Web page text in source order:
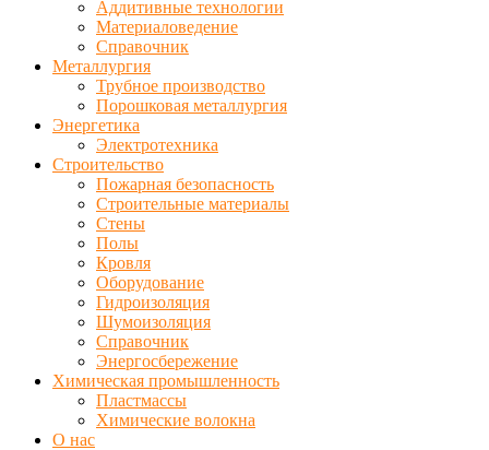
Аддитивные технологии
Материаловедение
Справочник
Металлургия
Трубное производство
Порошковая металлургия
Энергетика
Электротехника
Строительство
Пожарная безопасность
Строительные материалы
Стены
Полы
Кровля
Оборудование
Гидроизоляция
Шумоизоляция
Справочник
Энергосбережение
Химическая промышленность
Пластмассы
Химические волокна
О нас